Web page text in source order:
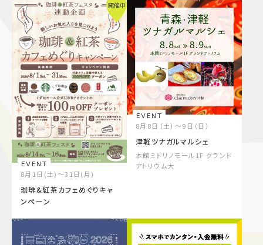
開催中
EVENT
8月1日(土)～31日(月)
珈琲&紅茶カフェめぐりキャ
ンペーン
EVENT
8月8日（土）～9日（日）
津軽ツナガルマルシェ
本館ミドリノモール1F グランド
アトリウム大